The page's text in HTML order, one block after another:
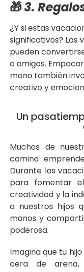
🎁3.
¿Y si estas
significativos? Las
pueden
o amigos.
mano también
creativo y
Un
Muchos de
camino
Durante las
para fomentar
creatividad y la
a nuestros hijos
manos y
poderosa.
Imagina que tu
cera de arena,